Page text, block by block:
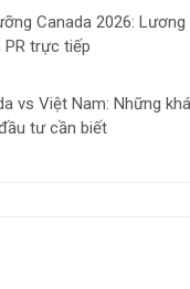
Canada 2026: Lương
trực tiếp
vs Việt Nam: Những
tư cần biết